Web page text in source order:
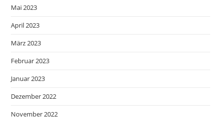
Mai 2023
April 2023
März 2023
Februar 2023
Januar 2023
Dezember 2022
November 2022